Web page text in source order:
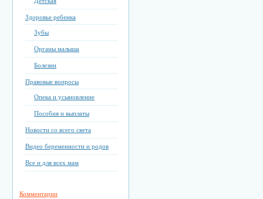
Здоровье ребенка
Зубы
Органы малыша
Болезни
Правовые вопросы
Опека и усыновление
Пособия и выплаты
Новости со всего света
Видео беременности и родов
Все и для всех мам
Комментарии